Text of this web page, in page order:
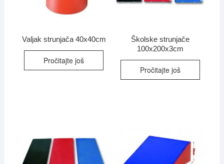
Valjak strunjača 40x40cm
Pročitajte još
Školske strunjače
100x200x3cm
Pročitajte još